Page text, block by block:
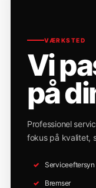
VÆRKSTED
Vi
på
Professionel
fokus på kvalitet,
Serviceeftersyn
Bremser